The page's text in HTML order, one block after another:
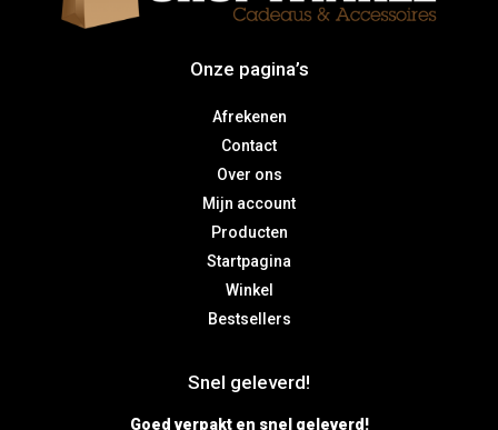
Onze pagina’s
Afrekenen
Contact
Over ons
Mijn account
Producten
Startpagina
Winkel
Bestsellers
Snel geleverd!
Goed verpakt en snel geleverd!